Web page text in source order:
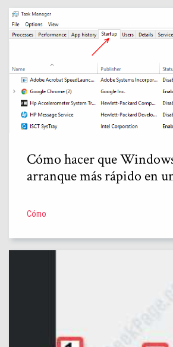
Cómo hacer que
arranque más rápido en
Cómo